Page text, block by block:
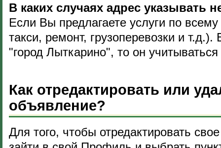
В каких случаях адрес указывать
Если Вы предлагаете услуги по
такси, ремонт, грузоперевозки и
"город Лыткарино", то он учитываться
Как отредактировать или
объявление?
Для того, чтобы отредактировать